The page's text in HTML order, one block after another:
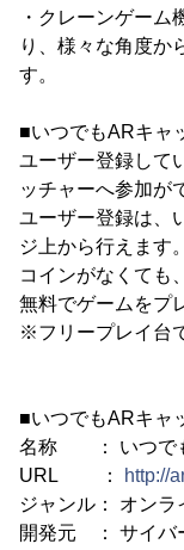
・クレーンゲー
り、様々な角度か
す。
■いつでもARキャ
ユーザー登録して
ッチャーへ参加が
ユーザー登録は、
ジ上から行えます。
コインがなくても
無料でゲームをプ
※フリープレイ台
■いつでもARキャ
名称 ： いつで
URL ：
http://
ジャンル： オンラ
開発元 ： サイバ